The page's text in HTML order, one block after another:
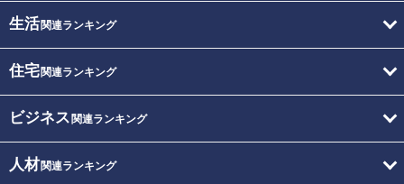
生活関連ランキング
住宅関連ランキング
ビジネス 関連ランキング
人材関連ランキング